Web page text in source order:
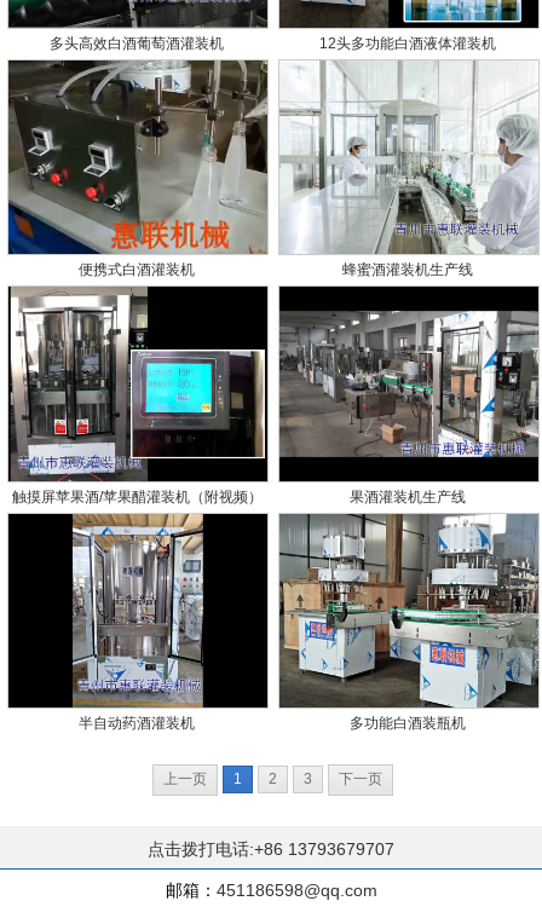
多头高效白酒葡萄酒灌装机 12头多功能白酒液体灌装机
便携式白酒灌装机 蜂蜜酒灌装机生产线
触摸屏苹果酒/苹果醋灌装机（附视频） 果酒灌装机生产线
半自动药酒灌装机 多功能白酒装瓶机
上一页 1 2 3 下一页
点击拨打电话:+86 13793679707
邮箱： 451186598@qq.com